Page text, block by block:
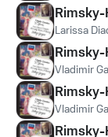
Larissa
Vladimir
Vladimir